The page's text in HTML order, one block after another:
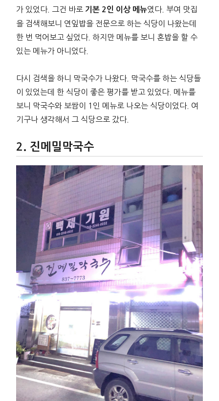
가 있었다. 그건 바로 기본 2인 이상 메뉴였다. 부여 맛집
을 검색해보니 연잎밥을 전문으로 하는 식당이 나왔는데
한 번 먹어보고 싶었다. 하지만 메뉴를 보니 혼밥을 할 수
있는 메뉴가 아니었다.
다시 검색을 하니 막국수가 나왔다. 막국수를 하는 식당들
이 있었는데 한 식당이 좋은 평가를 받고 있었다. 메뉴를
보니 막국수와 보쌈이 1인 메뉴로 나오는 식당이었다. 여
기구나 생각해서 그 식당으로 갔다.
진메밀막국수